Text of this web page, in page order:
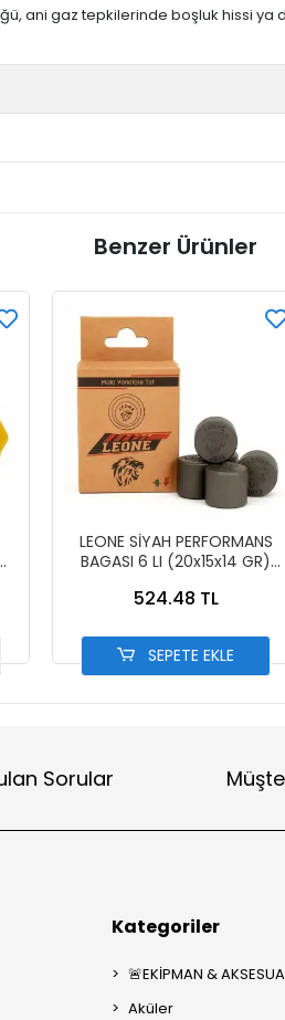
ani gaz tepkilerinde boşluk hissi
Benzer Ürünler
LEONE SİYAH PERFORMANS
BAGASI 6 LI (20x15x14 GR)
JÜPİTER 125-ACT 125
524.48 TL
SEPETE EKLE
Sorular
Kategoriler
🚨EKİPMAN &
Aküler